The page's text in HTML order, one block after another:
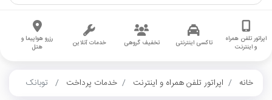
اپراتور تلفن همراه
و اینترنت
تاکسی اینترنتی تخفیف گروهی خدمات آنلاین
رزرو هواپیما و
هتل
خانه اپراتور تلفن همراه و اینترنت خدمات پرداخت توبانک